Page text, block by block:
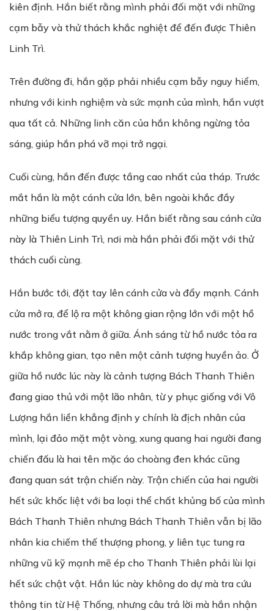
kiên định. Hắn biết rằng mình phải đối mặt với những
cạm bẫy và thử thách khắc nghiệt để đến được Thiên
Linh Trì.
Trên đường đi, hắn gặp phải nhiều cạm bẫy nguy hiểm,
nhưng với kinh nghiệm và sức mạnh của mình, hắn vượt
qua tất cả. Những linh căn của hắn không ngừng tỏa
sáng, giúp hắn phá vỡ mọi trở ngại.
Cuối cùng, hắn đến được tầng cao nhất của tháp. Trước
mắt hắn là một cánh cửa lớn, bên ngoài khắc đầy
những biểu tượng quyền uy. Hắn biết rằng sau cánh cửa
này là Thiên Linh Trì, nơi mà hắn phải đối mặt với thử
thách cuối cùng.
Hắn bước tới, đặt tay lên cánh cửa và đẩy mạnh. Cánh
cửa mở ra, để lộ ra một không gian rộng lớn với một hồ
nước trong vắt nằm ở giữa. Ánh sáng từ hồ nước tỏa ra
khắp không gian, tạo nên một cảnh tượng huyền ảo. Ở
giữa hồ nước lúc này là cảnh tượng Bách Thanh Thiên
đang giao thủ với một lão nhân, từ y phục giống với Vô
Lượng hắn liền khẳng định y chính là địch nhân của
mình, lại đảo mặt một vòng, xung quang hai người đang
chiến đấu là hai tên mặc áo choàng đen khác cũng
đang quan sát trận chiến này. Trận chiến của hai người
hết sức khốc liệt với ba loại thể chất khủng bố của mình
Bách Thanh Thiên nhưng Bách Thanh Thiên vẫn bị lão
nhân kia chiếm thế thượng phong, y liên tục tung ra
những vũ kỹ mạnh mẽ ép cho Thanh Thiên phải lùi lại
hết sức chật vật. Hắn lúc này không do dự mà tra cứu
thông tin từ Hệ Thống, nhưng câu trả lời mà hắn nhận